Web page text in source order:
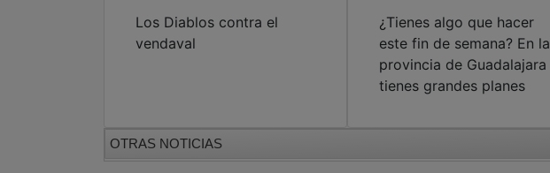
Los Diablos contra el
vendaval
¿Tienes algo que hacer
este fin de semana? En la
provincia de Guadalajara
tienes grandes planes
OTRAS NOTICIAS